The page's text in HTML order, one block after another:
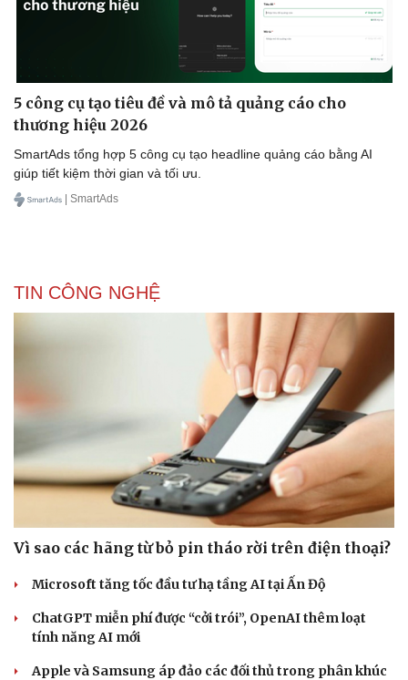
Nam khoa
5 công cụ tạo tiêu đề và mô tả quảng cáo cho
thương hiệu 2026
SmartAds tổng hợp 5 công cụ tạo headline quảng cáo bằng AI
giúp tiết kiệm thời gian và tối ưu.
| SmartAds
TIN CÔNG NGHỆ
Vì sao các hãng từ bỏ pin tháo rời trên điện thoại?
Microsoft tăng tốc đầu tư hạ tầng AI tại Ấn Độ
ChatGPT miễn phí được “cởi trói”, OpenAI thêm loạt
tính năng AI mới
Apple và Samsung áp đảo các đối thủ trong phân khúc